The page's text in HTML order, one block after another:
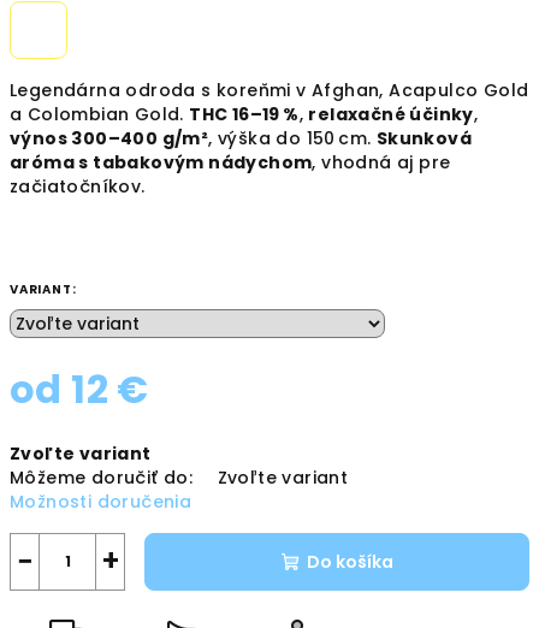
Legendárna odroda s koreňmi v Afghan, Acapulco Gold
a Colombian Gold. THC 16–19 %, relaxačné účinky,
výnos 300–400 g/m², výška do 150 cm. Skunková
aróma s tabakovým nádychom, vhodná aj pre
začiatočníkov.
VARIANT:
od 12 €
cena:
Zvoľte variant
Môžeme doručiť do:
Zvoľte variant
Možnosti doručenia
+
− Do košíka